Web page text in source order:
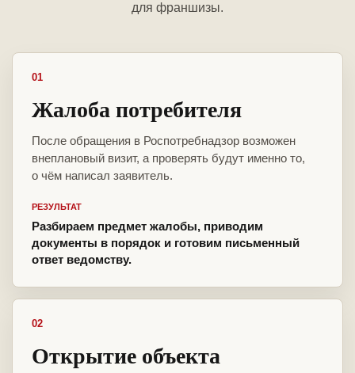
для франшизы.
01
Жалоба потребителя
После обращения в Роспотребнадзор возможен
внеплановый визит, а проверять будут именно то,
о чём написал заявитель.
РЕЗУЛЬТАТ
Разбираем предмет жалобы, приводим
документы в порядок и готовим письменный
ответ ведомству.
02
Открытие объекта